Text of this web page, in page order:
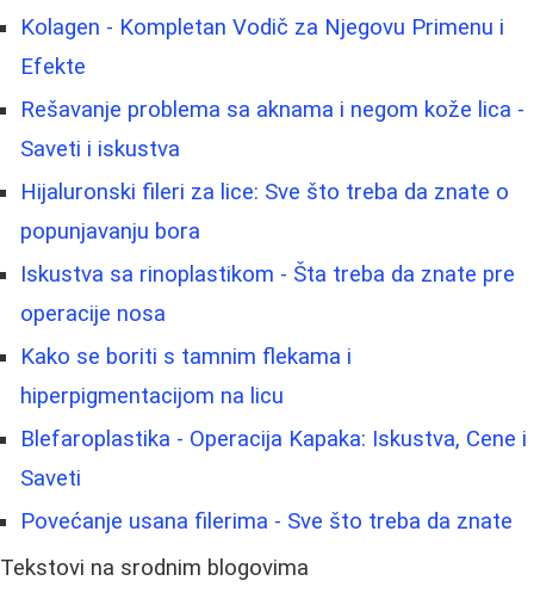
Kolagen - Kompletan Vodič za Njegovu Primenu i
Efekte
Rešavanje problema sa aknama i negom kože lica -
Saveti i iskustva
Hijaluronski fileri za lice: Sve što treba da znate o
popunjavanju bora
Iskustva sa rinoplastikom - Šta treba da znate pre
operacije nosa
Kako se boriti s tamnim flekama i
hiperpigmentacijom na licu
Blefaroplastika - Operacija Kapaka: Iskustva, Cene i
Saveti
Povećanje usana filerima - Sve što treba da znate
Tekstovi na srodnim blogovima